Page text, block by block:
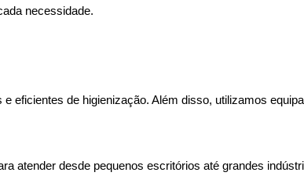
necessidade.
eficientes de higienização. Além disso, utilizamos
atender desde pequenos escritórios até grandes